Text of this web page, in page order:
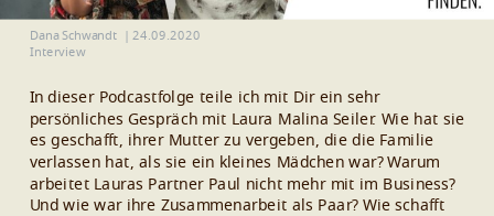
Dana Schwandt
24.09.2020
Interview
In dieser Podcastfolge teile ich mit Dir ein sehr
persönliches Gespräch mit Laura Malina Seiler. Wie hat sie
es geschafft, ihrer Mutter zu vergeben, die die Familie
verlassen hat, als sie ein kleines Mädchen war? Warum
arbeitet Lauras Partner Paul nicht mehr mit im Business?
Und wie war ihre Zusammenarbeit als Paar? Wie schafft